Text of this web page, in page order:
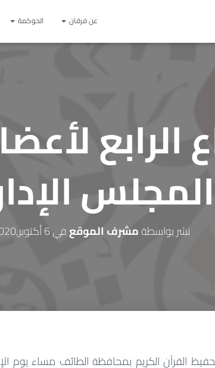
عن فرقان الحوكمة
الرابع
نشر بواسطةمشرف الموقعفي6 أكتوبر,2020